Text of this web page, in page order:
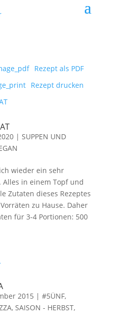
Rezept als PDF
Rezept drucken
| SUPPEN UND
wieder ein sehr
in einem Topf und
Zutaten dieses Rezeptes
zu Hause. Daher
für 3-4 Portionen: 500
2015 | #5ÜNF,
, SAISON - HERBST,